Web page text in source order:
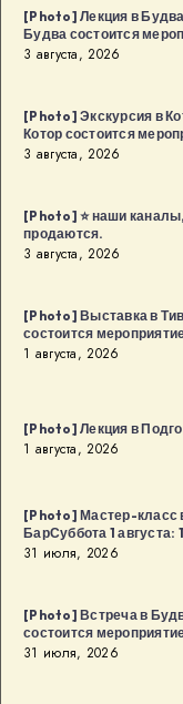
рождения
дизайн-
в
Будва:
Kaffa
августа
в
Будва
[…]
[Photo] Лекция в
Будва состоится
3 августа, 2026
[Photo] Экскурсия в
Котор состоится
3 августа, 2026
[Photo] ⭐️ наши
продаются.
3 августа, 2026
[Photo] Выставка в
состоится
1 августа, 2026
[Photo] Лекция в
1 августа, 2026
[Photo] Мастер-класс
БарСуббота 1
31 июля, 2026
[Photo] Встреча в
состоится
31 июля, 2026